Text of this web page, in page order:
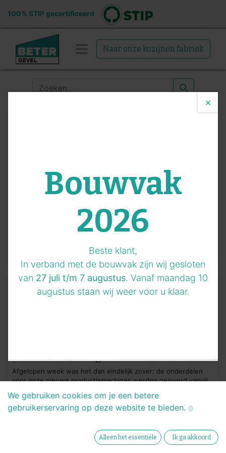
100% STIP gecertificeerd
Naar onze kozijnen fabriek
Eerste lekkage bij BeterGevel!
Oh oh, bij BeterGevel hebben we de eerste lekkage gehad in
onze nieuwe fabriek in Enkhuizen. We hadden ons al
voorbereid op de onvermijdelijke kinderziektes van ons
Eerste machines geleverd
Afgelopen week was het dan eindelijk zover: de onderdelen
voor onze nieuwe productiemachines werden geleverd vanuit
eerste onderdelen eindelijk a...
×
Bouwvak
2026
Beste klant,
In verband met de bouwvak zijn wij gesloten
van 27 juli t/m 7 augustus. Vanaf maandag 10
augustus staan wij weer voor u klaar.
We gebruiken cookies om je een betere
gebruikerservaring op deze website te bieden.
Alleen het essentiële Ik ga akkoord